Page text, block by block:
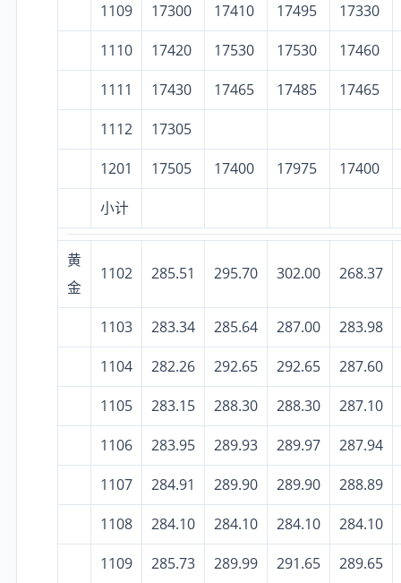
1109
17300 17410 17495
17330
1110
17420 17530 17530
17460
1111
17430 17465 17485
17465
1112
17305
1201
17505 17400 17975
17400
小计
黄
金
1102 285.51 295.70 302.00 268.37
1103 283.34 285.64 287.00
283.98
1104
282.26 292.65 292.65
287.60
1105
283.15 288.30 288.30
287.10
1106
283.95 289.93 289.97
287.94
1107
284.91 289.90 289.90
288.89
1108
284.10 284.10 284.10
284.10
1109
285.73 289.99 291.65
289.65